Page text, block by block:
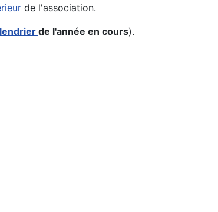
de l'association.
de l'année en cours).